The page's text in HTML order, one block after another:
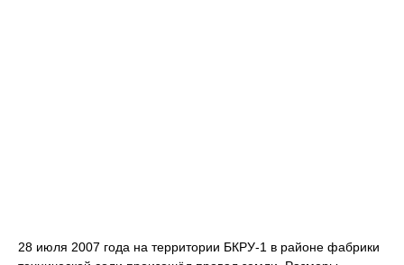
28 июля 2007 года на территории БКРУ-1 в районе фабрики